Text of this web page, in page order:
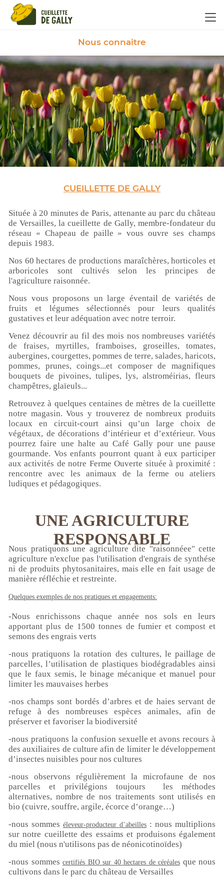
Nous connaitre
CUEILLETTE DE GALLY
Située à 20 minutes de Paris, attenante au parc du château
de Versailles, la cueillette de Gally, membre-fondateur du
réseau « Chapeau de paille » vous ouvre ses champs
depuis 1983.
Nos 60 hectares de productions maraîchères, horticoles et
arboricoles sont cultivés selon les principes de
l'agriculture raisonnée.
Nous vous proposons un large éventail de variétés de
fruits et légumes sélectionnés pour leurs qualités
gustatives et leur adéquation avec notre terroir.
Venez découvrir au fil des mois nos nombreuses variétés
de fraises, myrtilles, framboises, groseilles, tomates,
aubergines, courgettes, pommes de terre, salades, haricots,
pommes, prunes, coings...et composer de magnifiques
bouquets de pivoines, tulipes, lys, alstroméirias, fleurs
champêtres, glaïeuls...
Retrouvez à quelques centaines de mètres de la cueillette
notre magasin. Vous y trouverez de nombreux produits
locaux en circuit-court ainsi qu’un large choix de
végétaux, de décorations d’intérieur et d’extérieur. Vous
pourrez faire une halte au Café Gally pour une pause
gourmande. Vos enfants pourront quant à eux participer
aux activités de notre Ferme Ouverte située à proximité :
rencontre avec les animaux de la ferme ou ateliers
ludiques et pédagogiques.
UNE AGRICULTURE
RESPONSABLE
Nous pratiquons une agriculture dite "raisonnéee" cette
agriculture n'exclue pas l'utilisation d'engrais de synthése
ni de produits phytosanitaires, mais elle en fait usage de
manière réfléchie et restreinte.
Quelques exemples de nos pratiques et engagements:
-Nous enrichissons chaque année nos sols en leurs
apportant plus de 1500 tonnes de fumier et compost et
semons des engrais verts
-nous pratiquons la rotation des cultures, le paillage de
parcelles, l’utilisation de plastiques biodégradables ainsi
que le faux semis, le binage mécanique et manuel pour
limiter les mauvaises herbes
-nos champs sont bordés d’arbres et de haies servant de
refuge à des nombreuses espèces animales, afin de
préserver et favoriser la biodiversité
-nous pratiquons la confusion sexuelle et avons recours à
des auxiliaires de culture afin de limiter le développement
d’insectes nuisibles pour nos cultures
-nous observons régulièrement la microfaune de nos
parcelles et privilégions toujours les méthodes
alternatives, nombre de nos traitements sont utilisés en
bio (cuivre, souffre, argile, écorce d’orange…)
-nous sommes éleveur-producteur d’abeilles : nous multiplions
sur notre cueillette des essaims et produisons également
du miel (nous n'utilisons pas de néonicotinoïdes)
-nous sommes certifiés BIO sur 40 hectares de céréales que nous
cultivons dans le parc du château de Versailles
Ne ratez plus rien,
Abonnez-vous à notre newsletter
Panneau de gestion des cookies